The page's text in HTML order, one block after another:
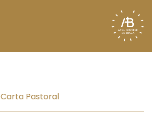
Carta Pastoral